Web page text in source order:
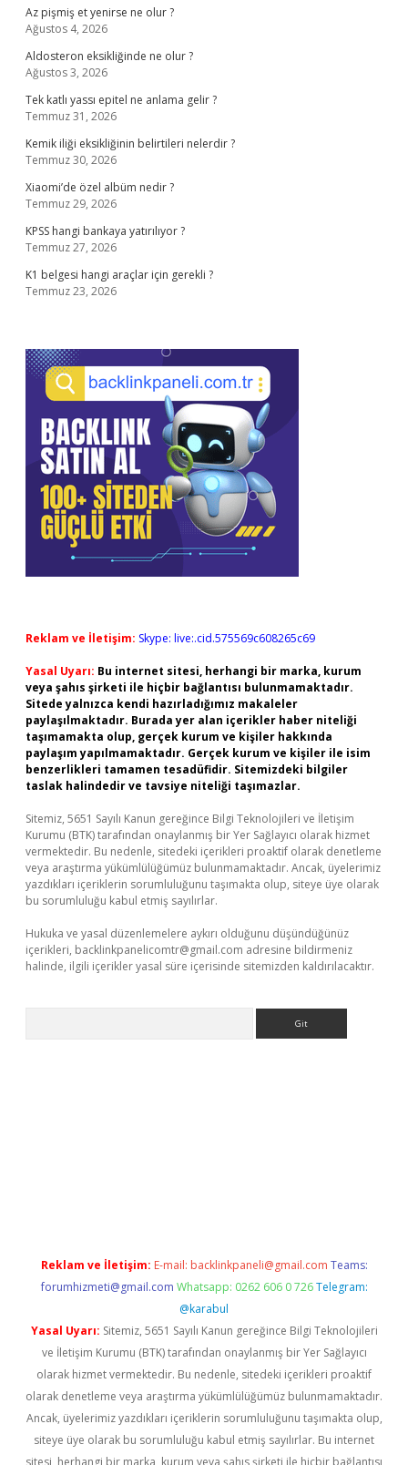
Az pişmiş et yenirse ne olur ?
Ağustos 4, 2026
Aldosteron eksikliğinde ne olur ?
Ağustos 3, 2026
Tek katlı yassı epitel ne anlama gelir ?
Temmuz 31, 2026
Kemik iliği eksikliğinin belirtileri nelerdir ?
Temmuz 30, 2026
Xiaomi’de özel albüm nedir ?
Temmuz 29, 2026
KPSS hangi bankaya yatırılıyor ?
Temmuz 27, 2026
K1 belgesi hangi araçlar için gerekli ?
Temmuz 23, 2026
Reklam ve İletişim: Skype: live:.cid.575569c608265c69
Yasal Uyarı: Bu internet sitesi, herhangi bir marka, kurum
veya şahıs şirketi ile hiçbir bağlantısı bulunmamaktadır.
Sitede yalnızca kendi hazırladığımız makaleler
paylaşılmaktadır. Burada yer alan içerikler haber niteliği
taşımamakta olup, gerçek kurum ve kişiler hakkında
paylaşım yapılmamaktadır. Gerçek kurum ve kişiler ile isim
benzerlikleri tamamen tesadüfidir. Sitemizdeki bilgiler
taslak halindedir ve tavsiye niteliği taşımazlar.
Sitemiz, 5651 Sayılı Kanun gereğince Bilgi Teknolojileri ve İletişim
Kurumu (BTK) tarafından onaylanmış bir Yer Sağlayıcı olarak hizmet
vermektedir. Bu nedenle, sitedeki içerikleri proaktif olarak denetleme
veya araştırma yükümlülüğümüz bulunmamaktadır. Ancak, üyelerimiz
yazdıkları içeriklerin sorumluluğunu taşımakta olup, siteye üye olarak
bu sorumluluğu kabul etmiş sayılırlar.
Hukuka ve yasal düzenlemelere aykırı olduğunu düşündüğünüz
içerikleri, backlinkpanelicomtr@gmail.com adresine bildirmeniz
halinde, ilgili içerikler yasal süre içerisinde sitemizden kaldırılacaktır.
Reklam ve İletişim: E-mail: backlinkpaneli@gmail.com Teams:
forumhizmeti@gmail.com Whatsapp: 0262 606 0 726 Telegram:
@karabul
Yasal Uyarı: Sitemiz, 5651 Sayılı Kanun gereğince Bilgi Teknolojileri
ve İletişim Kurumu (BTK) tarafından onaylanmış bir Yer Sağlayıcı
olarak hizmet vermektedir. Bu nedenle, sitedeki içerikleri proaktif
olarak denetleme veya araştırma yükümlülüğümüz bulunmamaktadır.
Ancak, üyelerimiz yazdıkları içeriklerin sorumluluğunu taşımakta olup,
siteye üye olarak bu sorumluluğu kabul etmiş sayılırlar. Bu internet
sitesi, herhangi bir marka, kurum veya şahıs şirketi ile hiçbir bağlantısı